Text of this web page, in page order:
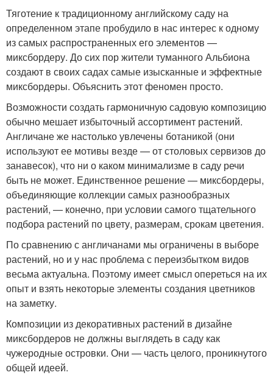
Тяготение к традиционному английскому саду на
определенном этапе пробудило в нас интерес к одному
из самых распространенных его элементов —
миксбордеру. До сих пор жители туманного Альбиона
создают в своих садах самые изысканные и эффектные
миксбордеры. Объяснить этот феномен просто.
Возможности создать гармоничную садовую композицию
обычно мешает избыточный ассортимент растений.
Англичане же настолько увлечены ботаникой (они
используют ее мотивы везде — от столовых сервизов до
занавесок), что ни о каком минимализме в саду речи
быть не может. Единственное решение — миксбордеры,
объединяющие коллекции самых разнообразных
растений, — конечно, при условии самого тщательного
подбора растений по цвету, размерам, срокам цветения.
По сравнению с англичанами мы ограничены в выборе
растений, но и у нас проблема с переизбытком видов
весьма актуальна. Поэтому имеет смысл опереться на их
опыт и взять некоторые элементы создания цветников
на заметку.
Композиции из декоративных растений в дизайне
миксбордеров не должны выглядеть в саду как
чужеродные островки. Они — часть целого, проникнутого
общей идеей.